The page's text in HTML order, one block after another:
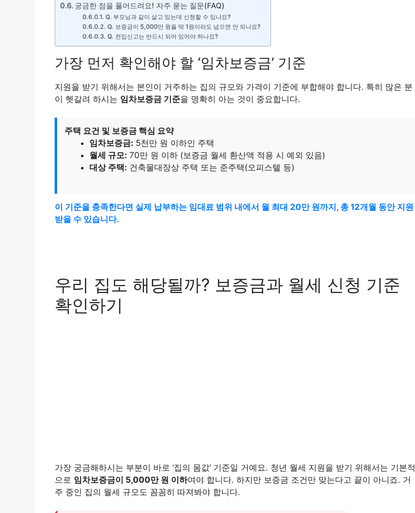
궁금한 점을 풀어드려요! 자주 묻는 질문(FAQ)
Q. 부모님과 같이 살고 있는데 신청할 수 있나요?
Q. 보증금이 5,000만 원을 딱 1원이라도 넘으면 안 되나요?
Q. 전입신고는 반드시 되어 있어야 하나요?
가장 먼저 확인해야 할 ‘임차보증금’ 기준
지원을 받기 위해서는 본인이 거주하는 집의 규모와 가격이 기준에 부합해야 합니다. 특히 많은 분
이 헷갈려 하시는 임차보증금 기준을 명확히 아는 것이 중요합니다.
주택 요건 및 보증금 핵심 요약
임차보증금: 5천만 원 이하인 주택
월세 규모: 70만 원 이하 (보증금 월세 환산액 적용 시 예외 있음)
대상 주택: 건축물대장상 주택 또는 준주택(오피스텔 등)
이 기준을 충족한다면 실제 납부하는 임대료 범위 내에서 월 최대 20만 원까지, 총 12개월 동안 지원
받을 수 있습니다.
우리 집도 해당될까? 보증금과 월세 신청 기준
확인하기
가장 궁금해하시는 부분이 바로 ‘집의 몸값’ 기준일 거예요. 청년 월세 지원을 받기 위해서는 기본적
으로 임차보증금이 5,000만 원 이하여야 합니다. 하지만 보증금 조건만 맞는다고 끝이 아니죠. 거
주 중인 집의 월세 규모도 꼼꼼히 따져봐야 합니다.